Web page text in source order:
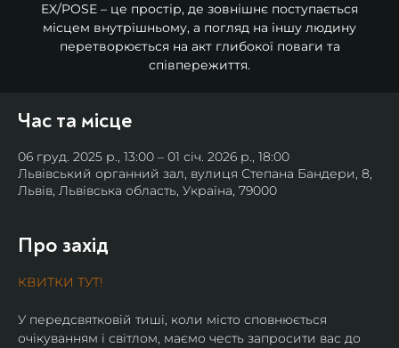
EX/POSE – це простір, де зовнішнє поступається
місцем внутрішньому, а погляд на іншу людину
перетворюється на акт глибокої поваги та
співпережиття.
Час та місце
06 груд. 2025 р., 13:00 – 01 січ. 2026 р., 18:00
Львівський органний зал, вулиця Степана Бандери, 8,
Львів, Львівська область, Україна, 79000
Про захід
КВИТКИ ТУТ!
У передсвятковій тиші, коли місто сповнюється
очікуванням і світлом, маємо честь запросити вас до